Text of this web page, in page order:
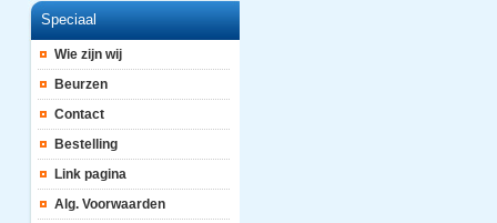
Speciaal
Wie zijn wij
Beurzen
Contact
Bestelling
Link pagina
Alg. Voorwaarden